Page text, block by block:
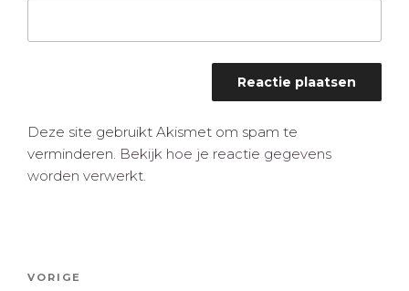
Deze site gebruikt Akismet om spam te
verminderen. Bekijk hoe je reactie gegevens
worden verwerkt.
Vorig
VORIGE